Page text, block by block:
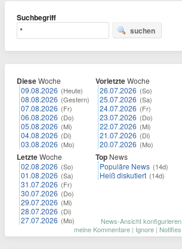
Suchbegriff
suchen
DieseWoche
09.08.2026 (Heute)
08.08.2026 (Gestern)
07.08.2026 (Fr)
06.08.2026 (Do)
05.08.2026 (Mi)
04.08.2026 (Di)
03.08.2026 (Mo)
LetzteWoche
02.08.2026 (So)
01.08.2026 (Sa)
31.07.2026 (Fr)
30.07.2026 (Do)
29.07.2026 (Mi)
28.07.2026 (Di)
27.07.2026 (Mo)
VorletzteWoche
26.07.2026 (So)
25.07.2026 (Sa)
24.07.2026 (Fr)
23.07.2026 (Do)
22.07.2026 (Mi)
21.07.2026 (Di)
20.07.2026 (Mo)
Top News
Populäre News (14d)
Heiß diskutiert (14d)
News-Ansicht konfigurieren
meine Kommentare | Ignore | Notifies